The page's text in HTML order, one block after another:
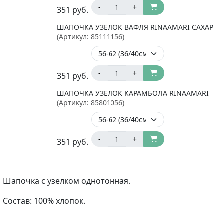
351 руб. - +
ШАПОЧКА УЗЕЛОК ВАФЛЯ RINAAMARI САХАР
(Артикул: 85111156)
351 руб. - +
ШАПОЧКА УЗЕЛОК КАРАМБОЛА RINAAMARI
(Артикул: 85801056)
351 руб. - +
Шапочка с узелком однотонная.
Состав: 100% хлопок.